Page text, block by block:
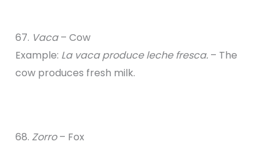
67. Vaca– Cow
Example: La vaca produce leche fresca.– The
cow produces fresh milk.
68. Zorro– Fox